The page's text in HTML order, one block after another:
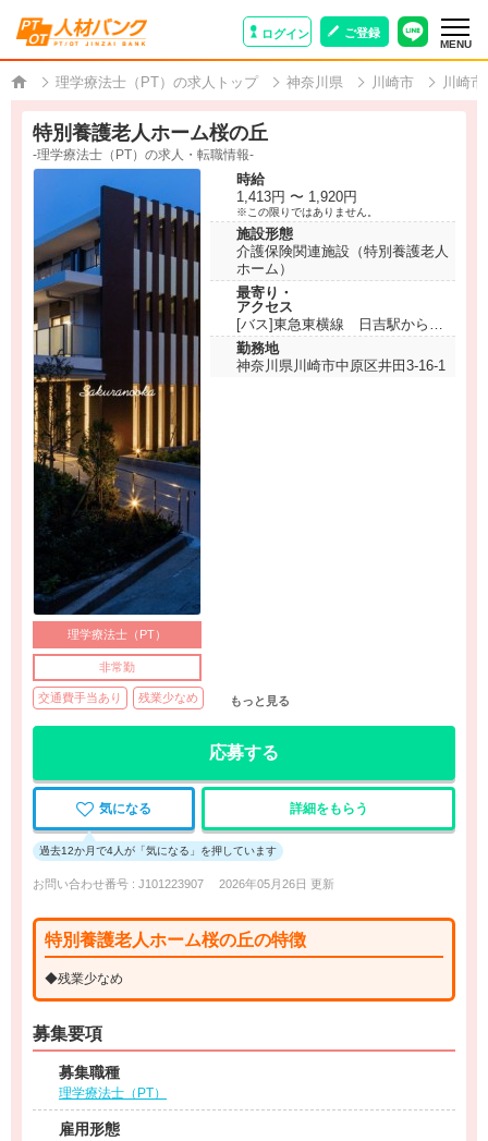
ログイン ご登録
MENU
理学療法士（PT）の求人トップ 神奈川県 川崎市 川崎
特別養護老人ホーム桜の丘
-理学療法士（PT）の求人・転職情報-
理学療法士（PT）
非常勤
時給
1,413円 〜 1,920円
※この限りではありません。
施設形態
介護保険関連施設（特別養護老人
ホーム）
最寄り・
アクセス
[バス]東急東横線 日吉駅からバ
ス「さくらが丘」下車徒歩5分
勤務地
神奈川県川崎市中原区井田3-16-1
交通費手当あり 残業少なめ もっと見る
応募する
気になる 詳細をもらう
過去12か月で4人が「気になる」を押しています
お問い合わせ番号 : J101223907 2026年05月26日 更新
特別養護老人ホーム桜の丘の特徴
◆残業少なめ
募集要項
募集職種
理学療法士（PT）
雇用形態